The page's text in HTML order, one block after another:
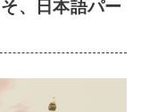
、日本語パー